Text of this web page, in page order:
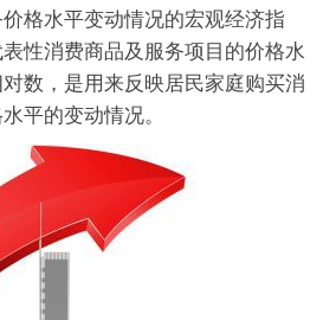
格水平变动情况的宏观经济指
性消费商品及服务项目的价格水
数，是用来反映居民家庭购买消
平的变动情况。